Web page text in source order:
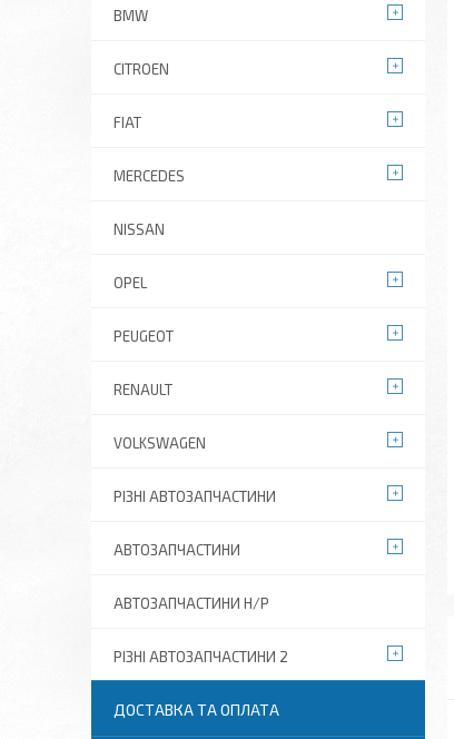
BMW
CITROEN
FIAT
MERCEDES
NISSAN
OPEL
PEUGEOT
RENAULT
VOLKSWAGEN
РІЗНІ АВТОЗАПЧАСТИНИ
АВТОЗАПЧАСТИНИ
АВТОЗАПЧАСТИНИ Н/Р
РІЗНІ АВТОЗАПЧАСТИНИ 2
ДОСТАВКА ТА ОПЛАТА